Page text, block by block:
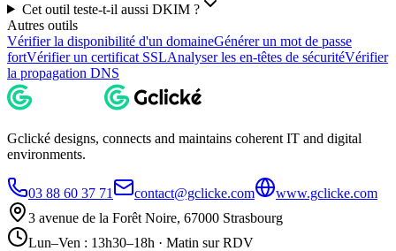
Cet outil teste-t-il aussi DKIM ?
Autres outils
Vérifier la disponibilité d'un domaineGénérer un mot de passe
fortVérifier un certificat SSLAnalyser les en-têtes de sécuritéVérifier
la propagation DNS
Gclické designs, connects and maintains coherent IT and digital
environments.
03 88 60 37 71 contact@gclicke.com
www.gclicke.com
3 avenue de la Forêt Noire, 67000 Strasbourg
Lun–Ven : 13h30–18h · Matin sur RDV